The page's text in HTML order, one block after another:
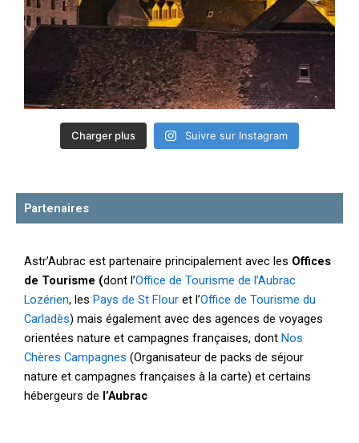
Charger plus Suivre sur Instagram
Partenaires
Astr’Aubrac est partenaire principalement avec les Offices
de Tourisme (dont l’Office de Tourisme de l’Aubrac
Lozérien, les Pays de St Flour et l’Office de Tourisme du
Carladès) mais également avec des agences de voyages
orientées nature et campagnes françaises, dont Nos
Chères Campagnes (Organisateur de packs de séjour
nature et campagnes françaises à la carte) et certains
hébergeurs de l’Aubrac